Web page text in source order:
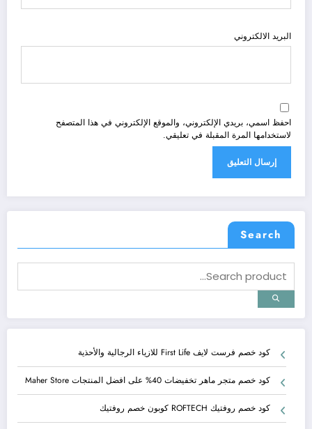
البريد الالكتروني
احفظ اسمي، بريدي الإلكتروني، والموقع الإلكتروني في هذا المتصفح
لاستخدامها المرة المقبلة في تعليقي.
Search
كود خصم فرست لايف First Life للازياء الرجالية والأحذية
كود خصم متجر ماهر تخفيضات 40% على افضل المنتجات Maher Store
كود خصم روفتيك ROFTECH كوبون خصم روفتيك